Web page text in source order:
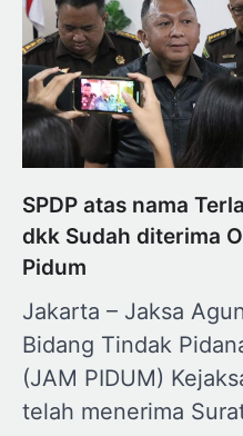
SPDP atas nama
dkk Sudah diterima
Pidum
Jakarta – Jaksa
Bidang Tindak
(JAM PIDUM)
telah menerima